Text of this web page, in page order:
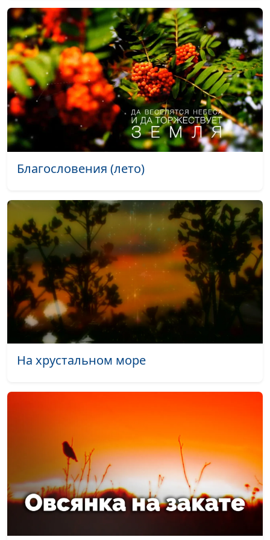
Не печалься (конец марта) #347
Не печалься (март) #346
Не печалься (зима) #345
На каждой распускающейся почке
написано «Бог есть Любовь» (лето)
#344
Надежда (лето) #343
прекрасное (лето)
Душистая нежность (лето) #341
Безмятежность (лето) #340
Первые заморозки (осень) #339
Красные листья клена (осень) #338
Осень на закате (осень)
Осенняя вишня (осень)
Осень (осень)
Осень (осень)
Тоскливая осень (осень) #330
Вечер (осень) #329
Благословения (лето)
На хрустальном море